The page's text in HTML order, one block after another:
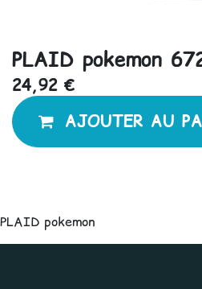
PLAID pokemon
24,92 €
AJOUTER AU
PLAID pokemon